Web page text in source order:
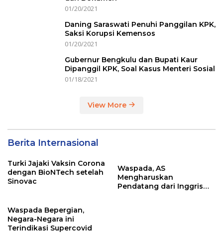
01/20/2021
Daning Saraswati Penuhi Panggilan KPK,
Saksi Korupsi Kemensos
01/20/2021
Gubernur Bengkulu dan Bupati Kaur
Dipanggil KPK, Soal Kasus Menteri Sosial
01/18/2021
View More
Berita Internasional
Turki Jajaki Vaksin Corona
dengan BioNTech setelah
Sinovac
Waspada, AS
Mengharuskan
Pendatang dari Inggris
Waspada Bepergian,
Negara-Negara ini
Terindikasi Supercovid